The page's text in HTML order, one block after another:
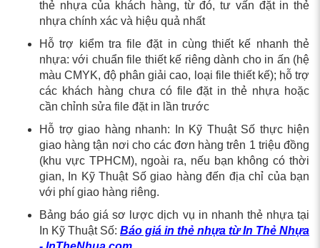
thẻ nhựa của khách hàng, từ đó, tư vấn đặt in thẻ
nhựa chính xác và hiệu quả nhất
Hỗ trợ kiểm tra file đặt in cùng thiết kế nhanh thẻ
nhựa: với chuẩn file thiết kế riêng dành cho in ấn (hệ
màu CMYK, độ phân giải cao, loại file thiết kế); hỗ trợ
các khách hàng chưa có file đặt in thẻ nhựa hoặc
cần chỉnh sửa file đặt in lần trước
Hỗ trợ giao hàng nhanh: In Kỹ Thuật Số thực hiện
giao hàng tận nơi cho các đơn hàng trên 1 triệu đồng
(khu vực TPHCM), ngoài ra, nếu bạn không có thời
gian, In Kỹ Thuật Số giao hàng đến địa chỉ của bạn
với phí giao hàng riêng.
Bảng báo giá sơ lược dịch vụ in nhanh thẻ nhựa tại
In Kỹ Thuật Số: Báo giá in thẻ nhựa từ In Thẻ Nhựa